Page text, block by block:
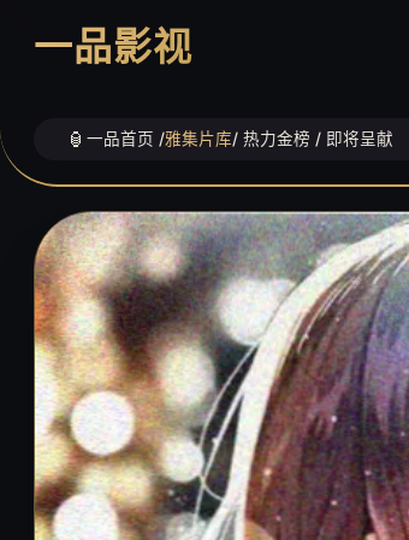
一品影视
一品首页 /雅集片库/ 热力金榜 / 即将呈献